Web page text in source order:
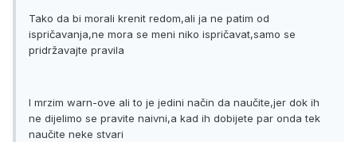
Tako da bi morali krenit redom,ali ja ne patim od
ispričavanja,ne mora se meni niko ispričavat,samo se
pridržavajte pravila
I mrzim warn-ove ali to je jedini način da naučite,jer dok ih
ne dijelimo se pravite naivni,a kad ih dobijete par onda tek
naučite neke stvari